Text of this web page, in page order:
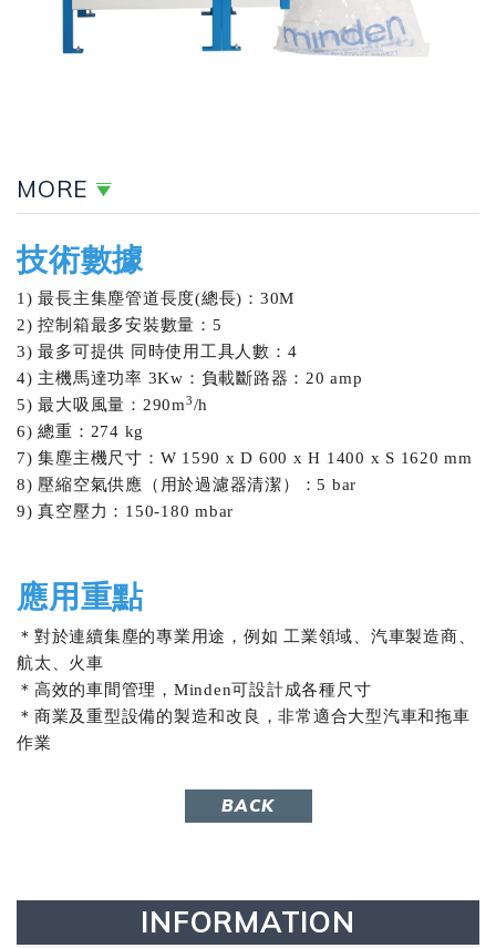
MORE
技術數據
1) 最長主集塵管道長度(總長)：30M
2) 控制箱最多安裝數量：5
3) 最多可提供 同時使用工具人數：4
4) 主機馬達功率 3Kw：負載斷路器：20 amp
5) 最大吸風量：290m3/h
6) 總重：274 kg
7) 集塵主機尺寸：W 1590 x D 600 x H 1400 x S 1620 mm
8) 壓縮空氣供應（用於過濾器清潔）：5 bar
9) 真空壓力：150-180 mbar
應用重點
＊對於連續集塵的專業用途，例如 工業領域、汽車製造商、
航太、火車
＊高效的車間管理， Minden可設計成各種尺寸
＊商業及重型設備的製造和改良，非常適合大型汽車和拖車
作業
BACK
INFORMATION